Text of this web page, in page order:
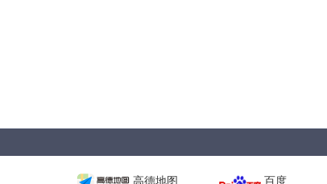
高德地图 百度